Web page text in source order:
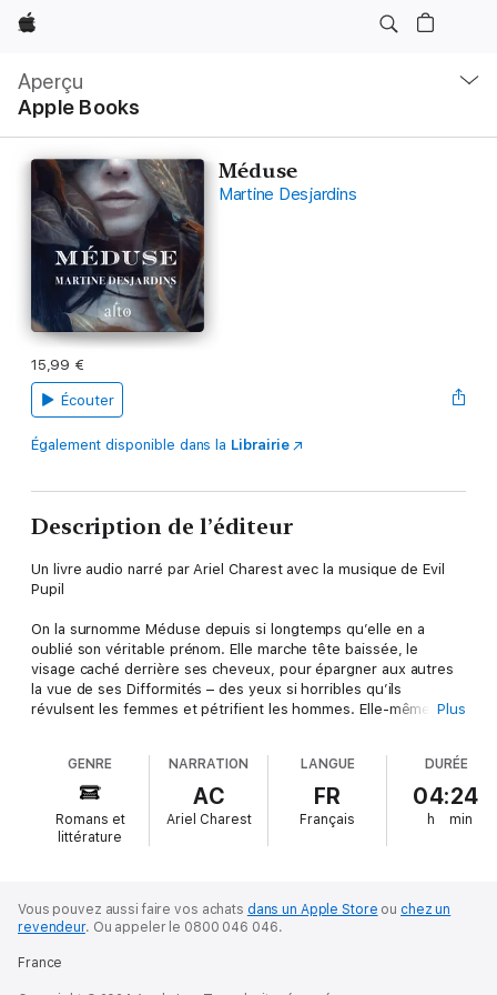
Apple
Aperçu
Apple Books
locale
Ouvrir
menu
Méduse
Martine Desjardins
15,99 €
Écouter
Également disponible dans la Librairie
Description de l’éditeur
Un livre audio narré par Ariel Charest avec la musique de Evil
Pupil
On la surnomme Méduse depuis si longtemps qu’elle en a
oublié son véritable prénom. Elle marche tête baissée, le
visage caché derrière ses cheveux, pour épargner aux autres
la vue de ses Difformités – des yeux si horribles qu’ils
révulsent les femmes et pétrifient les hommes. Elle-même n’a
un institut pour jeunes filles malformées, qui se dresse sur les
bords d’un lac infesté de méduses. Dans les abysses de cet
endroit lugubre, où les bienfaiteurs s’adonnent à des jeux
cruels avec leurs protégées, elle découvre peu à peu les
prodigieuses et redoutables facultés de ses Révoltances.
des bienfaiteurs qui l’ont humiliée, elle devra d’abord affronter
le regard perfide de son ennemi juré – et celui, mortel, de ses
Martine Desjardins signe ici un récit incendiaire sur la honte du
Plus
GENRE
Romans et
littérature
NARRATION
AC
Ariel Charest
LANGUE
FR
Français
DURÉE
04:24
h min
Vous pouvez aussi faire vos achats dans un Apple Store ou chez un
revendeur. Ou appeler le 0800 046 046.
France